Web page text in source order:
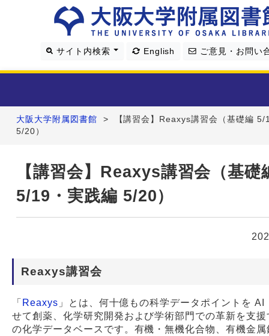
サイト内検索 English ご意見・お問い
利用案内
学習・研究支援
4つの図書館
Webサービス
大阪大学附属図書館 >
【講習会】Reaxys講習会（基礎編 5/
5/20）
【講習会】Reaxys講習会（基礎
5/19・実践編 5/20）
Reaxys講習会
「 Reaxys 」とは、何十億もの科学データポイントを AI
せて創薬、化学研究開発および学術部門での革新を支
の化学データベースです。有機・無機化合物、有機金